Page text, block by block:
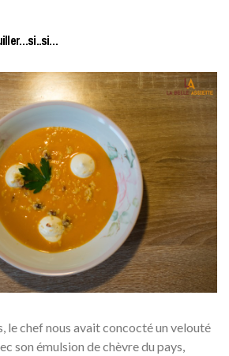
le chef nous avait concocté un velouté
son émulsion de chèvre du pays,